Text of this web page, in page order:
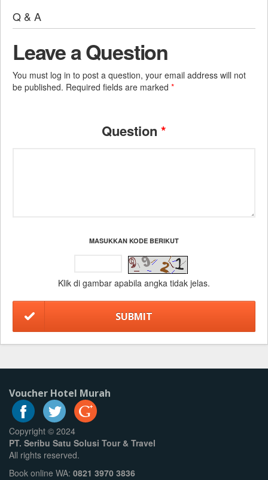
Q & A
Leave a Question
You must log in to post a question, your email address will not
be published. Required fields are marked *
Question *
MASUKKAN KODE BERIKUT
Klik di gambar apabila angka tidak jelas.
Voucher Hotel Murah
Copyright © 2024
PT. Seribu Satu Solusi Tour & Travel
All rights reserved.
Book online WA: 0821 3970 3836